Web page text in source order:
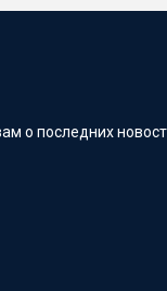
о последних